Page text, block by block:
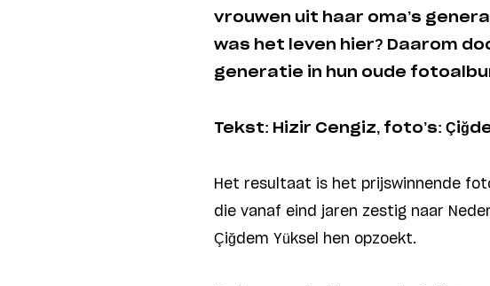
vrouwen uit haar oma’s
was het leven hier? Daarom
generatie in hun oude
Tekst: Hizir Cengiz, foto’s:
Het resultaat is het prijswinnende
die vanaf eind jaren zestig naar
Çiğdem Yüksel hen opzoekt.